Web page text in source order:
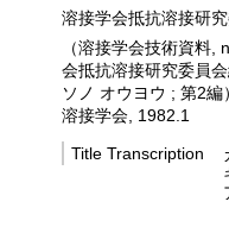
溶接学会抵抗溶接研
（溶接学会技術資料
会抵抗溶接研究委員
ソノ オウヨウ ; 第2編）
溶接学会, 1982.1
Title Transcription